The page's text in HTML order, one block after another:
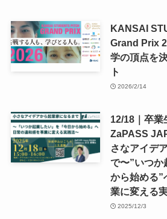
KANSAI
Grand Prix
学の頂点を
ト
2026/2/14
12/18｜卒業
ZaPASS
さなアイデ
で〜”いつか
から始める”
業に変える
2025/12/3